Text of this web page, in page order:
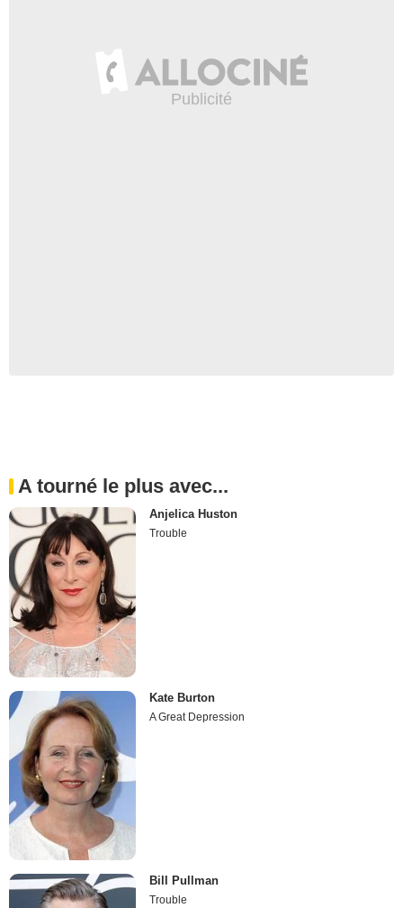
A tourné le plus avec...
Anjelica Huston
Trouble
Kate Burton
A Great Depression
Bill Pullman
Trouble